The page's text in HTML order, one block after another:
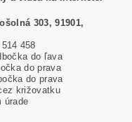
303, 91901,
458
do ľava
do prava
do prava
križovatku
úrade